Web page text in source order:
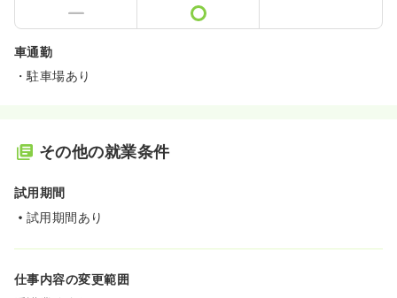
車通勤
・駐車場あり
その他の就業条件
試用期間
試用期間あり
仕事内容の変更範囲